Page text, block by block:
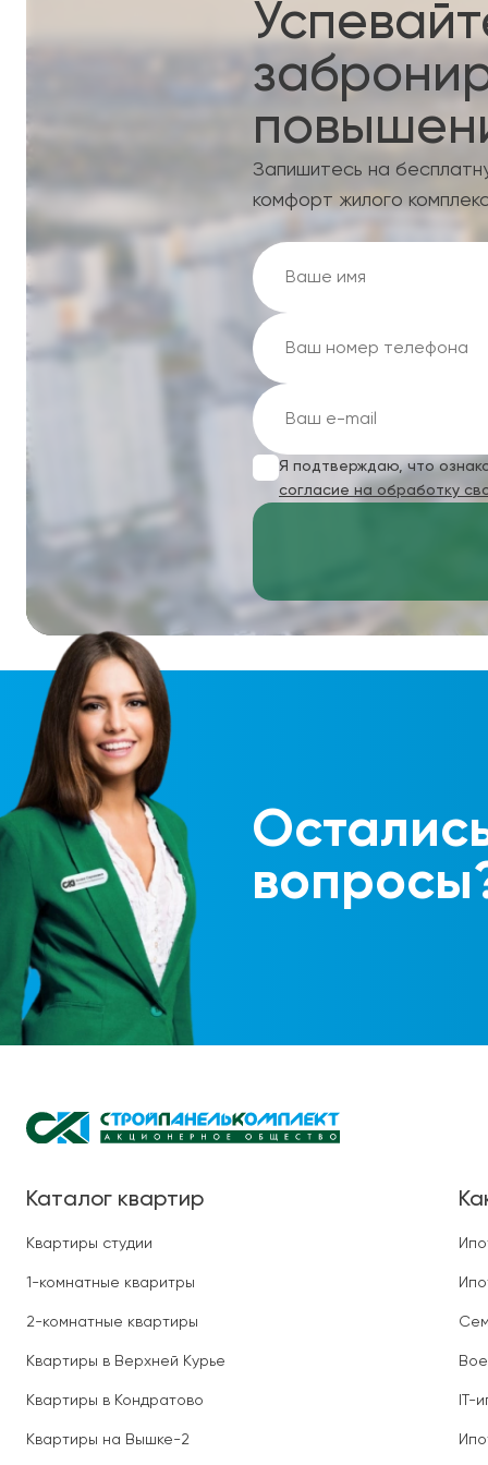
Запишитесь на
комфорт жилого
Я подтверждаю, что
согласие на обработку
Каталог квартир
Квартиры студии
1-комнатные кваритры
2-комнатные квартиры
Квартиры в Верхней Курье
Квартиры в Кондратово
Квартиры на Вышке-2
IT-